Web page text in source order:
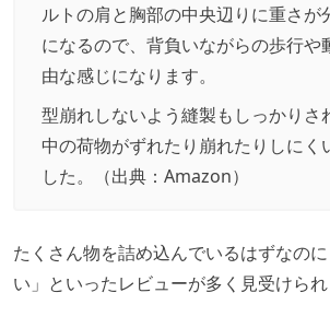
ルトの肩と胸部の中央辺りに重さが
になるので、背負いながらの歩行や
由な感じになります。
型崩れしないよう縫製もしっかりさ
中の荷物がずれたり崩れたりしにく
した。（出典： Amazon）
たくさん物を詰め込んでいるはずなの
い」といったレビューが多く見受けられ